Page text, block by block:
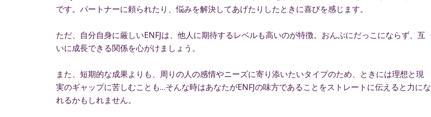
です。パートナーに頼られたり、悩みを解決してあげたりしたときに喜びを感じます。
ただ、自分自身に厳しいENFJは、他人に期待するレベルも高いのが特徴。おんぶにだっこにならず、互
いに成長できる関係を心がけましょう。
また、短期的な成果よりも、周りの人の感情やニーズに寄り添いたいタイプのため、ときには理想と現
実のギャップに苦しむことも…そんな時はあなたがENFJの味方であることをストレートに伝えると力にな
れるかもしれません。